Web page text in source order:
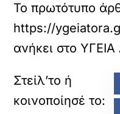
Το πρωτότυπο
https://
ανήκει στοΥΓΕΙΑ